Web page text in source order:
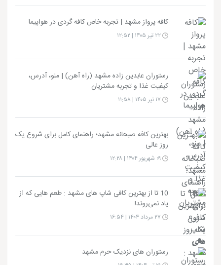
کافه پرواز مشهد | تجربه خاص کافه گردی در هواپیما
رستوران عابدین زاده مشهد (راه آهن) | منو، آدرس،
کیفیت غذا و تجربه مشتریان
بهترین کافه صبحانه مشهد؛ راهنمای کامل برای شروع یک
روز عالی
10 تا از بهترین کافی شاپ های مشهد : طعم هایی که از
یاد نمی‌روند!
رستوران های نزدیک حرم مشهد